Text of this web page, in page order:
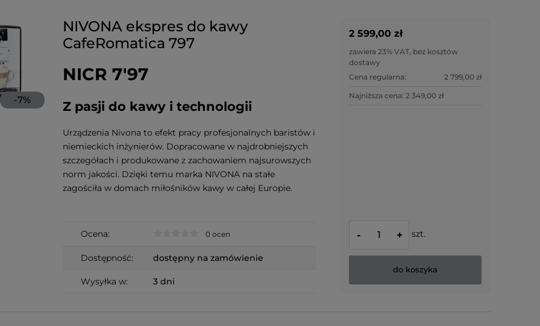
-7%
NIVONA ekspres do kawy
CafeRomatica 797
NICR 7'97
Z pasji do kawy i technologii
Urządzenia Nivona to efekt pracy profesjonalnych baristów i
niemieckich inżynierów. Dopracowane w najdrobniejszych
szczegółach i produkowane z zachowaniem najsurowszych
norm jakości. Dzięki temu marka NIVONA na stałe
zagościła w domach miłośników kawy w całej Europie.
Ocena: 0 ocen
Dostępność: dostępny na zamówienie
Wysyłka w: 3 dni
2 599,00 zł
zawiera 23% VAT, bez kosztów
dostawy
Cena regularna:
2 799,00 zł
Najniższa cena: 2 349,00 zł
- + szt.
do koszyka